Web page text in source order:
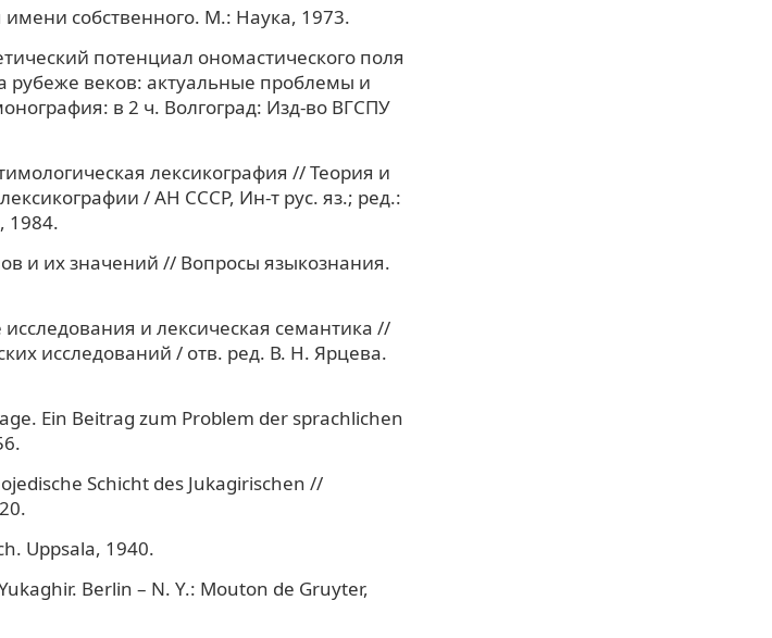
собственного. М.: Наука, 1973.
потенциал ономастического поля
рубеже веков: актуальные проблемы и
в 2 ч. Волгоград: Изд-во ВГСПУ
лексикография // Теория и
/ АН СССР, Ин-т рус. яз.; ред.:
1984.
и их значений // Вопросы языкознания.
и лексическая семантика //
исследований / отв. ред. В. Н. Ярцева.
Ein Beitrag zum Problem der sprachlichen
Schicht des Jukagirischen //
Uppsala, 1940.
Berlin – N. Y.: Mouton de Gruyter,